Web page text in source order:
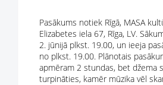
Pasākums notiek Rīgā, MASA
Elizabetes iela 67, Rīga, LV.
2. jūnijā plkst. 19.00, un ieeja
no plkst. 19.00. Plānotais
apmēram 2 stundas, bet džema
turpināties, kamēr mūzika vēl